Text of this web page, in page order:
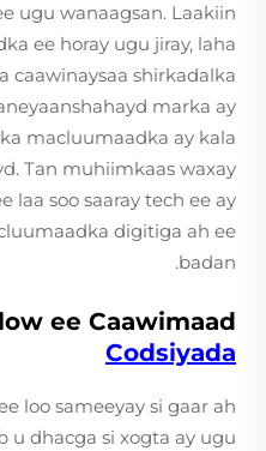
ugu wanaagsan. Laakiin
ee horay ugu jiray, laha
caawinaysaa shirkadalka
marka ay
macluumaadka ay kala
Tan muhiimkaas waxay
laa soo saaray tech ee ay
digitiga ah ee
badan.
ee Caawimaad
Codsiyada
loo sameeyay si gaar ah
u dhacga si xogta ay ugu